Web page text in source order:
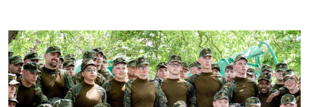
abo
genossenschaft
epaper login